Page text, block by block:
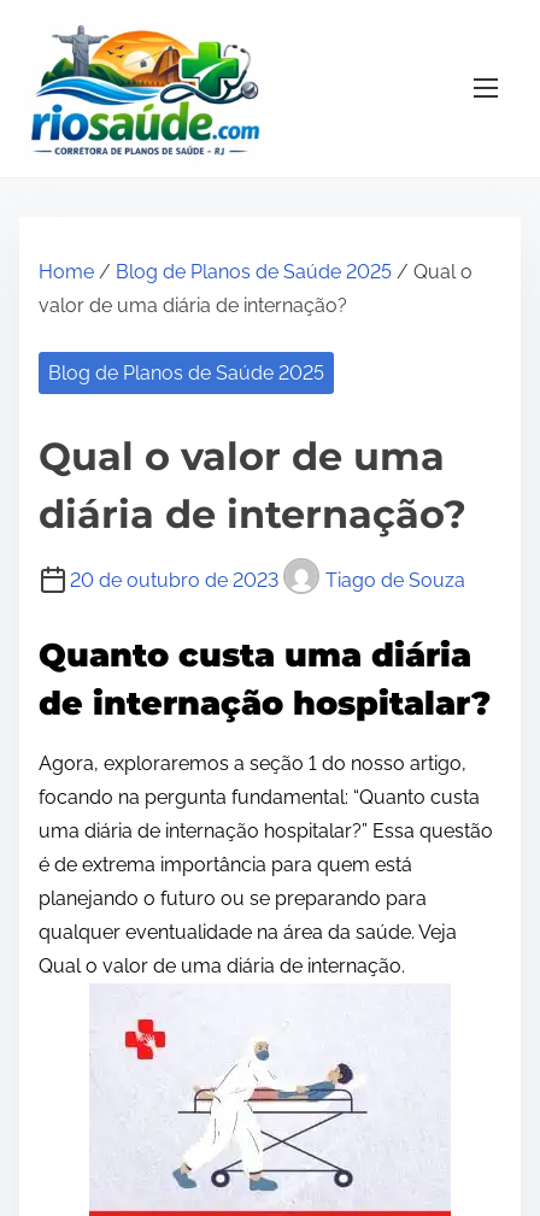
Home / Blog de Planos de Saúde 2025 / Qual o
valor de uma diária de internação?
Blog de Planos de Saúde 2025
Qual o valor de uma
diária de internação?
20 de outubro de 2023 Tiago de Souza
Quanto custa uma diária
de internação hospitalar?
Agora, exploraremos a seção 1 do nosso artigo,
focando na pergunta fundamental: “Quanto custa
uma diária de internação hospitalar?” Essa questão
é de extrema importância para quem está
planejando o futuro ou se preparando para
qualquer eventualidade na área da saúde. Veja
Qual o valor de uma diária de internação.